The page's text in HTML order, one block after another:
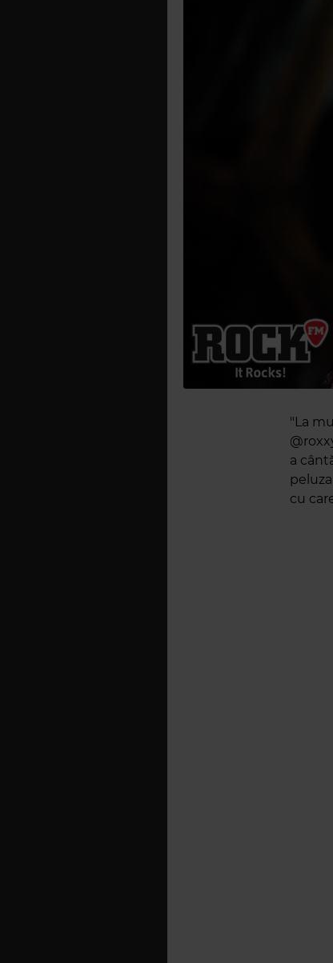
"La
a
cu